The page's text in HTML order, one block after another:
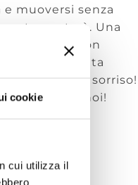
cookie
cui utilizza il
e muoversi senza
conterà. Una
e allegria. Non
una giornata
e del sorriso!
insieme a noi!